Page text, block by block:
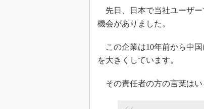
先日、日本で当社ユーザー
機会がありました。
この企業は10年前から中国
を大きくしています。
その責任者の方の言葉はい